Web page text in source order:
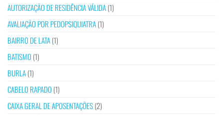
AUTORIZAÇÃO DE RESIDÊNCIA VÁLIDA(1)
AVALIAÇÃO POR PEDOPSIQUIATRA(1)
BAIRRO DE LATA(1)
BATISMO (1)
BURLA(1)
CABELO RAPADO (1)
CAIXA GERAL DE APOSENTAÇÕES(2)